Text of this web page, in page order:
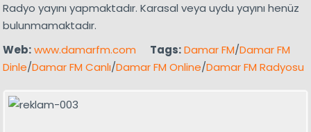
Radyo yayını yapmaktadır. Karasal veya uydu yayını henüz
bulunmamaktadır.
Web:www.damarfm.com Tags:Damar FM/Damar FM
Dinle/Damar FM Canlı/Damar FM Online/Damar FM Radyosu